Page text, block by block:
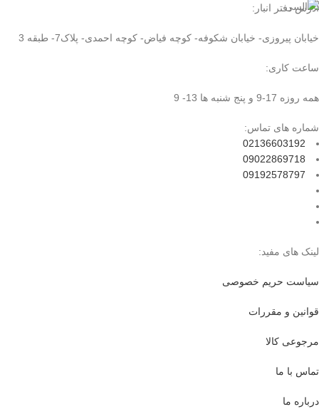
آدرس دفتر انبار:
خیابان پیروزی- خیابان شکوفه- کوچه فیاض- کوچه احمدی- پلاک7- طبقه 3
ساعت کاری:
همه روزه 17-9 و پنج شنبه ها 13- 9
شماره های تماس:
02136603192
09022869718
09192578797
لینک های مفید:
سیاست حریم خصوصی
قوانین و مقررات
مرجوعی کالا
تماس با ما
درباره ما